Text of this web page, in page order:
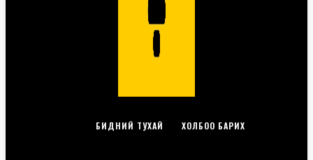
БИДНИЙ ТУХАЙ ХОЛБОО БАРИХ